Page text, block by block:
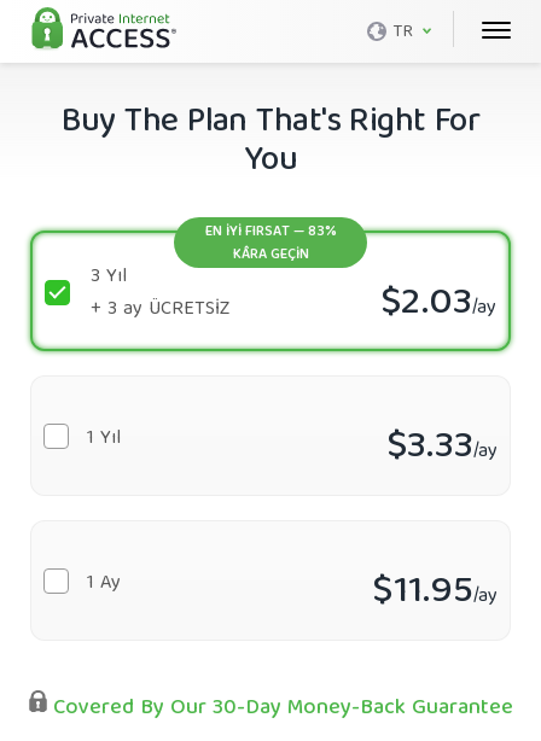
TR
Buy The Plan That's Right For
You
1 Ay $11.95/ay
EN İYİ FIRSAT — 83%
KÂRA GEÇIN
3 Yıl
+ 3 ay ÜCRETSIZ $2.03/ay
1 Yıl $3.33/ay
Covered By Our 30-Day Money-Back Guarantee